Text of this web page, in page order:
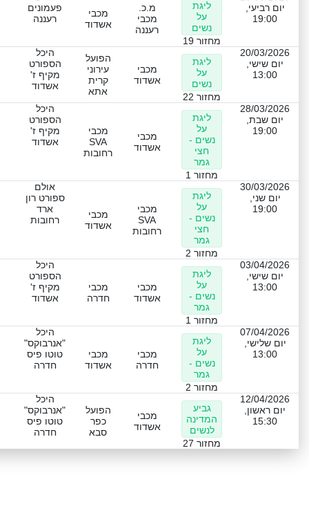
יום רביעי,
19:00
ליגת
על
נשים
מחזור 19
מ.כ.
מכבי
רעננה
מכבי
אשדוד
פעמונים
רעננה
20/03/2026
יום שישי,
13:00
ליגת
על
נשים
מחזור 22
מכבי
אשדוד
הפועל
עירוני
קרית
אתא
היכל
הספורט
מקיף ז'
אשדוד
28/03/2026
יום שבת,
19:00
ליגת
על
נשים -
חצי
גמר
מחזור 1
מכבי
אשדוד
מכבי
SVA
רחובות
היכל
הספורט
מקיף ז'
אשדוד
30/03/2026
יום שני,
19:00
ליגת
על
נשים -
חצי
גמר
מחזור 2
מכבי
SVA
רחובות
מכבי
אשדוד
אולם
ספורט רון
ארד
רחובות
03/04/2026
יום שישי,
13:00
ליגת
על
נשים -
גמר
מחזור 1
מכבי
אשדוד
מכבי
חדרה
היכל
הספורט
מקיף ז'
אשדוד
07/04/2026
יום שלישי,
13:00
ליגת
על
נשים -
גמר
מחזור 2
מכבי
חדרה
מכבי
אשדוד
היכל
"אנרבוקס"
טוטו פיס
חדרה
12/04/2026
יום ראשון,
15:30
גביע
המדינה
לנשים
מחזור 27
מכבי
אשדוד
הפועל
כפר
סבא
היכל
"אנרבוקס"
טוטו פיס
חדרה